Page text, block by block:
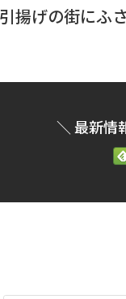
揚げの街にふ
＼ 最新情